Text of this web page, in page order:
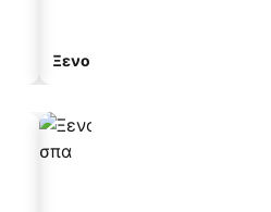
Ξενοδοχείο διαμερισμάτων